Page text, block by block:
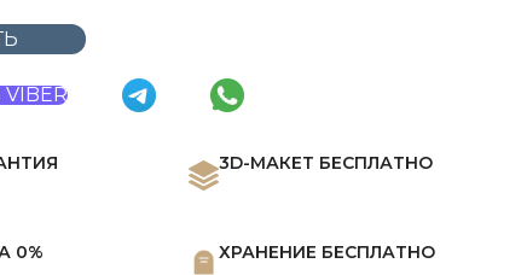
0%
3D-МАКЕТ БЕСПЛАТНО
ХРАНЕНИЕ БЕСПЛАТНО